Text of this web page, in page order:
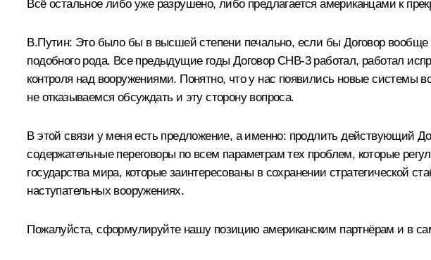
Всё остальное либо уже разрушено, либо предлагается американцами к
В.Путин: Это было бы в высшей степени печально, если бы Договор
подобного рода. Все предыдущие годы Договор СНВ‑3 работал, работал
контроля над вооружениями. Понятно, что у нас появились новые системы
не отказываемся обсуждать и эту сторону вопроса.
В этой связи у меня есть предложение, а именно: продлить действующий
содержательные переговоры по всем параметрам тех проблем, которые
государства мира, которые заинтересованы в сохранении стратегической
наступательных вооружениях.
Пожалуйста, сформулируйте нашу позицию американским партнёрам и в